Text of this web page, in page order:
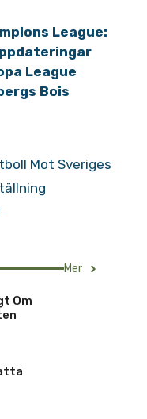
League:
League
Bois
Mot Sveriges
Mer
Om